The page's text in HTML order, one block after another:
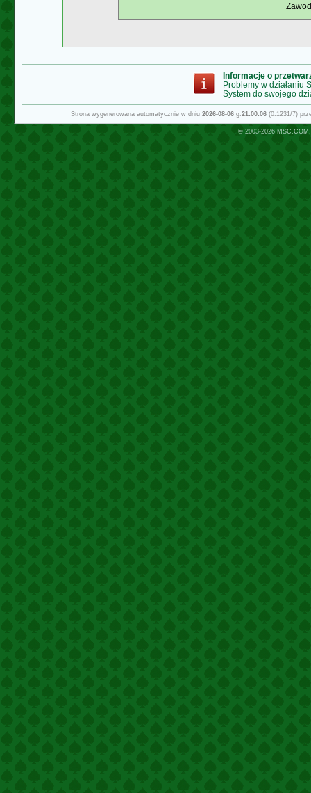
Informacje o
Problemy w działaniu
System do swojego
Strona wygenerowana automatycznie w dniu 2026-08-06g.21:00:06(0.1231/7)
© 2003-2026